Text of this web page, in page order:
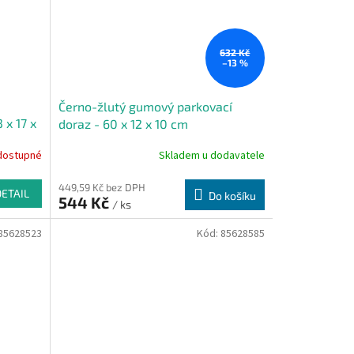
17 x
632 Kč
–13 %
Černo-žlutý gumový parkovací
doraz - 60 x 12 x 10 cm
Skladem u dodavatele
449,59 Kč bez DPH
544 Kč / ks
Do košíku
Kód: 85628585